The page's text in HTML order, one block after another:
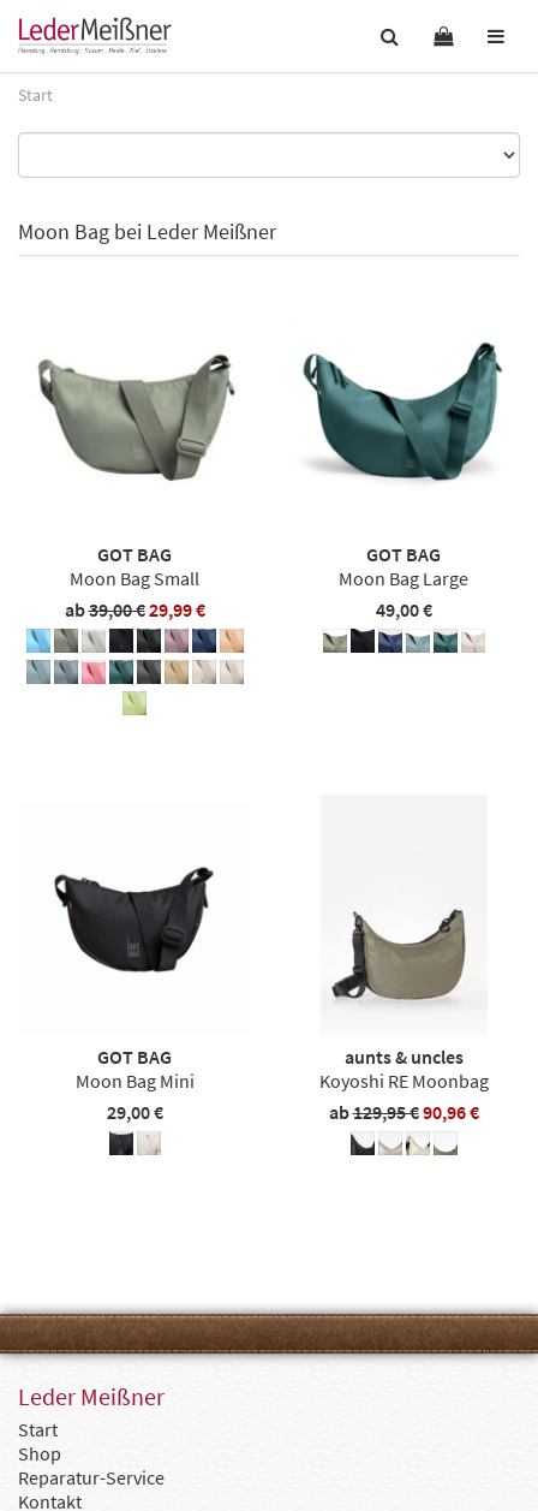
Start
Moon Bag bei Leder Meißner
GOT BAG
Moon Bag Small
ab39,00 €29,99 €
GOT BAG
Moon Bag Large
49,00 €
GOT BAG
Moon Bag Mini
29,00 €
aunts & uncles
Koyoshi RE Moonbag
ab129,95 €90,96 €
Leder Meißner
Start
Shop
Reparatur-Service
Kontakt